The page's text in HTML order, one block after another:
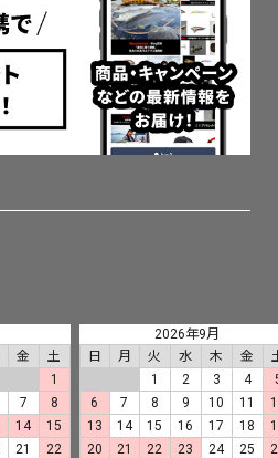
金
土
1
7
8
14
15
21
22
2026年9月
日
月 火 水 木 金
1
2 3 4
6
7 8 9 10 11
13
14 15 16 17 18
20
21 22 23 24 25